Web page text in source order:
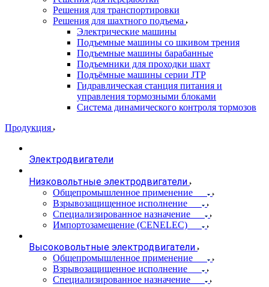
Решения для транспортировки
Решения для шахтного подъема
Электрические машины
Подъемные машины со шкивом трения
Подъемные машины барабанные
Подъемники для проходки шахт
Подъёмные машины серии JTP
Гидравлическая станция питания и
управления тормозными блоками
Система динамического контроля тормозов
Продукция
Электродвигатели
Низковольтные электродвигатели
Общепромышленное применение
Взрывозащищенное исполнение
Специализированное назначение
Импортозамещение (CENELEC)
Высоковольтные электродвигатели
Общепромышленное применение
Взрывозащищенное исполнение
Специализированное назначение